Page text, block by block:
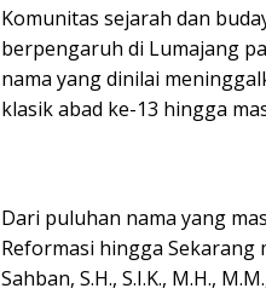
Komunitas sejarah dan
berpengaruh di Lumajang
nama yang dinilai
klasik abad ke-13 hingga
Dari puluhan nama yang
Reformasi hingga Sekarang
Sahban, S.H., S.I.K., M.H.,